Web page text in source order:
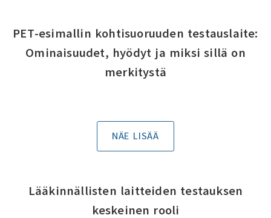
PET-esimallin kohtisuoruuden testauslaite:
Ominaisuudet, hyödyt ja miksi sillä on
merkitystä
NÄE LISÄÄ
Lääkinnällisten laitteiden testauksen
keskeinen rooli